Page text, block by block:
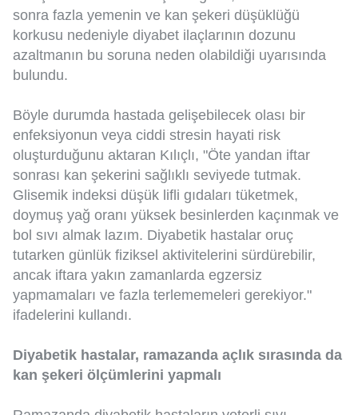
sonra fazla yemenin ve kan şekeri düşüklüğü
korkusu nedeniyle diyabet ilaçlarının dozunu
azaltmanın bu soruna neden olabildiği uyarısında
bulundu.
Böyle durumda hastada gelişebilecek olası bir
enfeksiyonun veya ciddi stresin hayati risk
oluşturduğunu aktaran Kılıçlı, "Öte yandan iftar
sonrası kan şekerini sağlıklı seviyede tutmak.
Glisemik indeksi düşük lifli gıdaları tüketmek,
doymuş yağ oranı yüksek besinlerden kaçınmak ve
bol sıvı almak lazım. Diyabetik hastalar oruç
tutarken günlük fiziksel aktivitelerini sürdürebilir,
ancak iftara yakın zamanlarda egzersiz
yapmamaları ve fazla terlememeleri gerekiyor."
ifadelerini kullandı.
Diyabetik hastalar, ramazanda açlık sırasında da
kan şekeri ölçümlerini yapmalı